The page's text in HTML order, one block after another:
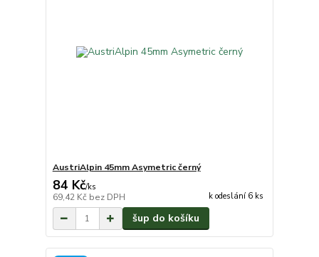
AustriAlpin 45mm Asymetric černý
84 Kč/ks
69,42 Kč bez DPH k odeslání 6 ks
šup do košíku